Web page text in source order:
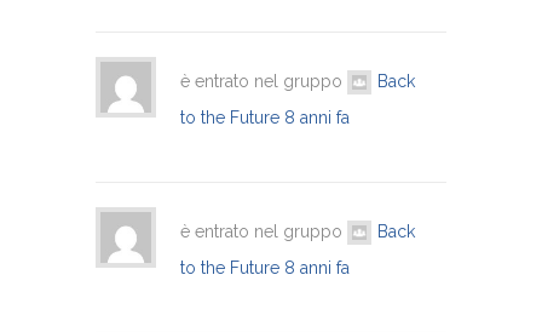
è entrato nel gruppo
Back
to the Future 8 anni fa
è entrato nel gruppo
Back
to the Future 8 anni fa